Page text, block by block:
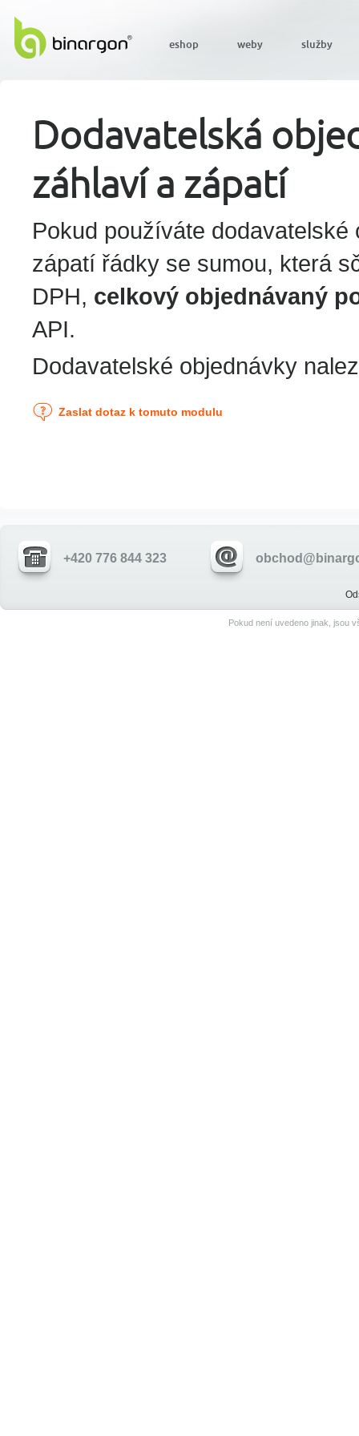
Dodavatelská
záhlaví a zápatí
Pokud používáte
zápatí řádky se sumou, která
DPH, celkový objednávaný
API.
Dodavatelské objednávky
Zaslat dotaz k tomuto modulu
+420 776 844 323
Pokud není uvedeno jinak, jsou
eshop weby služby